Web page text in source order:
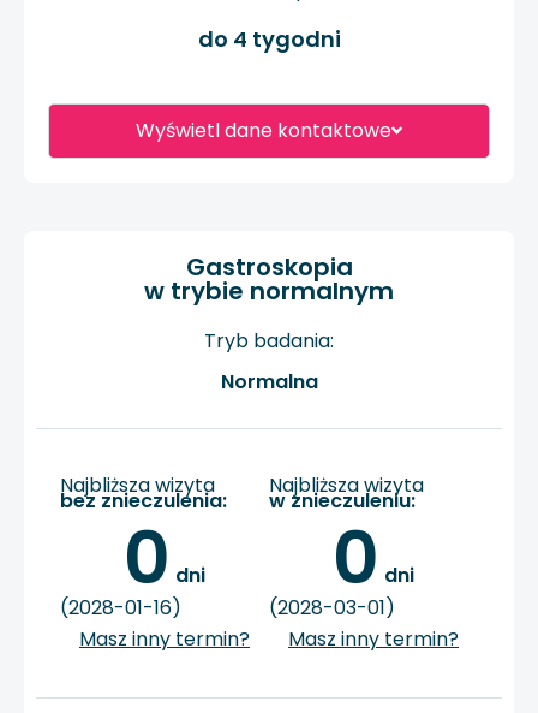
Wyświetl dane kontaktowe
do 4 tygodni
Gastroskopia
w trybie normalnym
Tryb badania:
Normalna
Najbliższa wizyta
bez znieczulenia:
0 dni
(2028-01-16)
Masz inny termin?
Najbliższa wizyta
w znieczuleniu:
0 dni
(2028-03-01)
Masz inny termin?